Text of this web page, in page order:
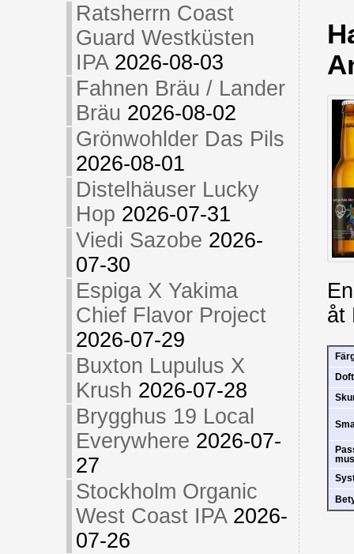
Ratsherrn Coast
Guard Westküsten
IPA 2026-08-03
Fahnen Bräu / Lander
Bräu 2026-08-02
Grönwohlder Das Pils
2026-08-01
Distelhäuser Lucky
Hop 2026-07-31
Viedi Sazobe 2026-
07-30
Espiga X Yakima
Chief Flavor Project
2026-07-29
Buxton Lupulus X
Krush 2026-07-28
Brygghus 19 Local
Everywhere 2026-07-
27
Stockholm Organic
West Coast IPA 2026-
07-26
åt
Doft